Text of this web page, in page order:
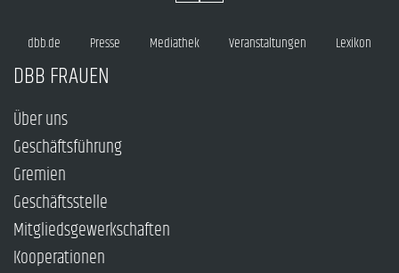
dbb.de Presse Mediathek Veranstaltungen Lexikon
DBB FRAUEN
Über uns
Geschäftsführung
Gremien
Geschäftsstelle
Mitgliedsgewerkschaften
Kooperationen